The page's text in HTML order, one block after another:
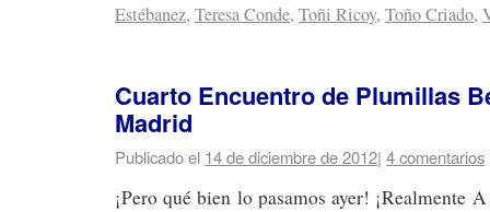
Estébanez, Teresa Conde, Toñi Ricoy, Toño Criado,
Cuarto Encuentro de Plumillas
Madrid
Publicado el 14 de diciembre de 2012| 4 comentarios
¡Pero qué bien lo pasamos ayer! ¡Realmente